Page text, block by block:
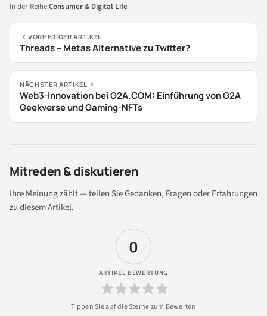
In der ReiheConsumer & Digital Life
VORHERIGER ARTIKEL
Threads – Metas Alternative zu Twitter?
NÄCHSTER ARTIKEL
Web3-Innovation bei G2A.COM: Einführung von G2A
Geekverse und Gaming-NFTs
Mitreden & diskutieren
Ihre Meinung zählt — teilen Sie Gedanken, Fragen oder Erfahrungen
zu diesem Artikel.
0
ARTIKEL BEWERTUNG